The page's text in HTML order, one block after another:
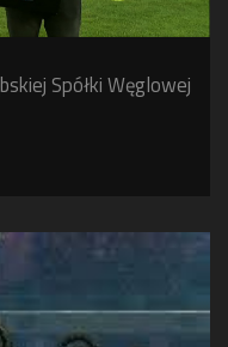
Spółki Węglowej